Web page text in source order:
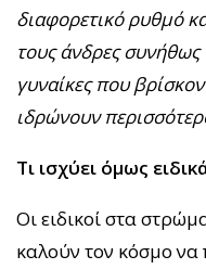
διαφορετικό ρυθμό
τους άνδρες συνήθως
γυναίκες που
ιδρώνουν
Τι ισχύει όμως
Οι ειδικοί στα
καλούν τον κόσμο να